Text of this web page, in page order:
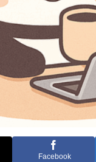
Facebook